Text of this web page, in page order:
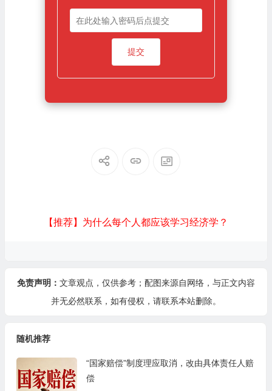
【推荐】为什么每个人都应该学习经济学？
免责声明： 文章观点，仅供参考；配图来源自网络，与正文内容
并无必然联系，如有侵权，请联系本站删除。
随机推荐
“国家赔偿”制度理应取消，改由具体责任人赔
偿